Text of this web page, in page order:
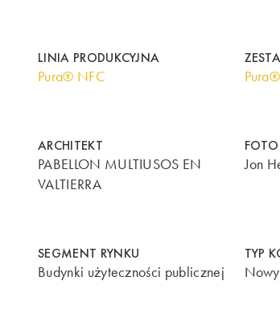
LINIA PRODUKCYJNA
Pura® NFC
ARCHITEKT
PABELLON MULTIUSOS EN
VALTIERRA
Jon
SEGMENT RYNKU
Budynki użyteczności publicznej
TYP